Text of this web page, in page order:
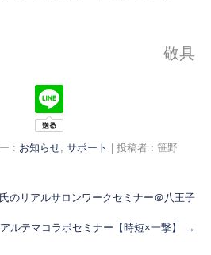
敬具
: お知らせ, サポート
投稿者 : 笹野
のリアルサロンワークセミナー＠八王子
アルテマコラボセミナー【時短×一撃】
→